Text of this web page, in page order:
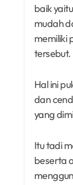
baik
mudah
memiliki
tersebut.
Hal ini
dan
yang
Itu tadi
beserta